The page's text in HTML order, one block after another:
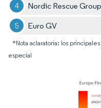
Nordic Rescue Group
Euro GV
*Nota aclaratoria: los
especial